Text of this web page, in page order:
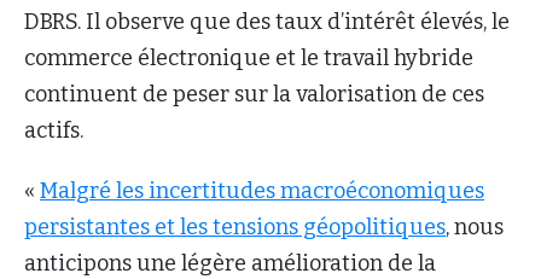
DBRS. Il observe que des taux d’intérêt élevés, le
commerce électronique et le travail hybride
continuent de peser sur la valorisation de ces
actifs.
« Malgré les incertitudes macroéconomiques
persistantes et les tensions géopolitiques, nous
anticipons une légère amélioration de la